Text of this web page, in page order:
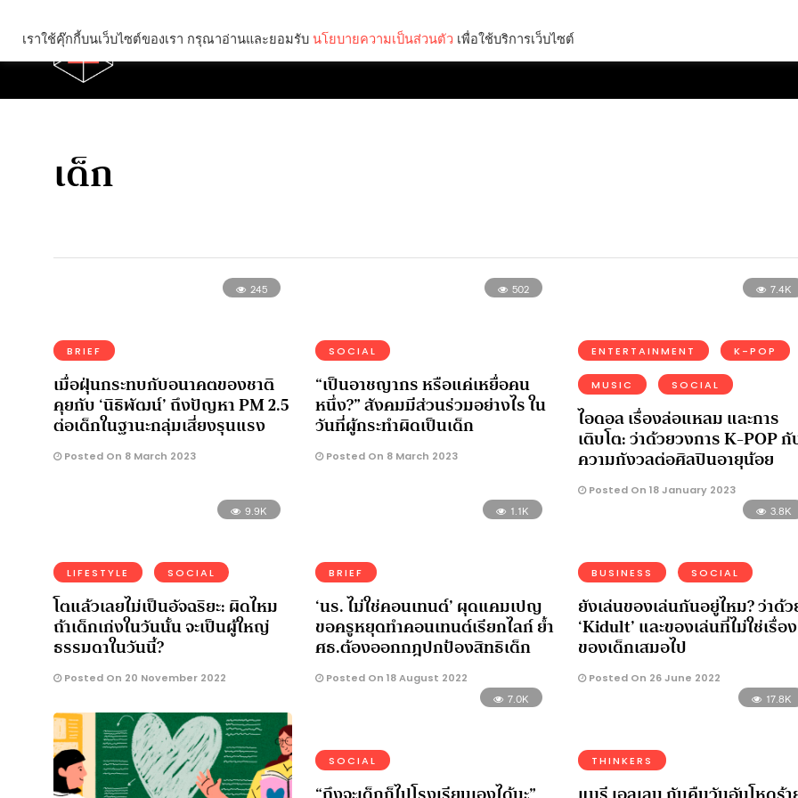
เด็ก
245
BRIEF
เมื่อฝุ่นกระทบกับอนาคตของชาติ
คุยกับ ‘นิธิพัฒน์’ ถึงปัญหา PM 2.5
ต่อเด็กในฐานะกลุ่มเสี่ยงรุนแรง
Posted On 8 March 2023
502
SOCIAL
“เป็นอาชญากร หรือแค่เหยื่อคน
หนึ่ง?” สังคมมีส่วนร่วมอย่างไร ใน
วันที่ผู้กระทำผิดเป็นเด็ก
Posted On 8 March 2023
7.4K
ENTERTAINMENT K-POP
MUSIC SOCIAL
ไอดอล เรื่องล่อแหลม และการ
เติบโต: ว่าด้วยวงการ K-POP กั
ความกังวลต่อศิลปินอายุน้อย
Posted On 18 January 2023
9.9K
LIFESTYLE SOCIAL
โตแล้วเลยไม่เป็นอัจฉริยะ: ผิดไหม
ถ้าเด็กเก่งในวันนั้น จะเป็นผู้ใหญ่
ธรรมดาในวันนี้?
Posted On 20 November 2022
1.1K
BRIEF
‘นร. ไม่ใช่คอนเทนต์’ ผุดแคมเปญ
ขอครูหยุดทำคอนเทนต์เรียกไลก์ ยํ้า
ศธ.ต้องออกกฎปกป้องสิทธิเด็ก
Posted On 18 August 2022
3.8K
BUSINESS SOCIAL
ยังเล่นของเล่นกันอยู่ไหม? ว่าด้
‘Kidult’ และของเล่นที่ไม่ใช่เรื่อง
ของเด็กเสมอไป
Posted On 26 June 2022
7.0K
SOCIAL
17.8K
THINKERS
เราใช้คุ๊กกี้บนเว็บไซต์ของเรา กรุณาอ่านและยอมรับ นโยบายความเป็นส่วนตัว เพื่อใช้บริการเว็บไซต์